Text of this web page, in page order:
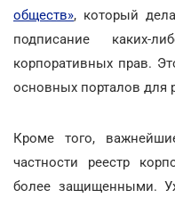
обществ», который
подписание каких-
корпоративных прав.
основных порталов для
Кроме того,
частности реестр
более защищенными.